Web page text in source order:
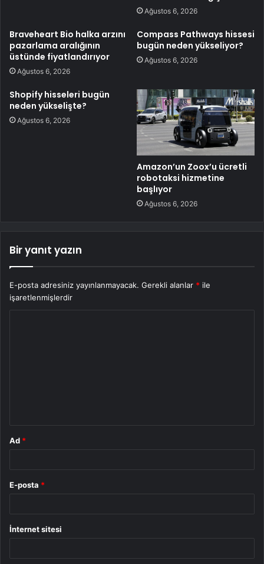
Ağustos 6, 2026
Braveheart Bio halka arzını
pazarlama aralığının
üstünde fiyatlandırıyor
Ağustos 6, 2026
Compass Pathways hissesi
bugün neden yükseliyor?
Ağustos 6, 2026
Shopify hisseleri bugün
neden yükselişte?
Ağustos 6, 2026
Amazon’un Zoox’u ücretli
robotaksi hizmetine
başlıyor
Ağustos 6, 2026
Bir yanıt yazın
E-posta adresiniz yayınlanmayacak. Gerekli alanlar * ile
işaretlenmişlerdir
Ad *
E-posta *
İnternet sitesi